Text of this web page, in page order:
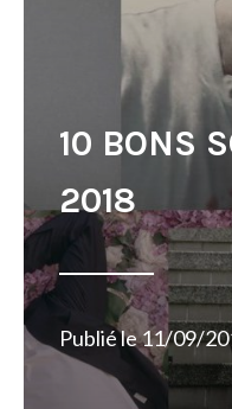
10 BONS
2018
Publié le11/09/